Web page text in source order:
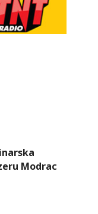
Modrac